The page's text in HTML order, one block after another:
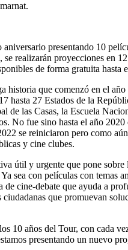
presentando 10
se realizarán proyecciones
de forma gratuita hasta
historia que comenzó en el
hasta 27 Estados de la
de las Casas, la Escuela
No fue sino hasta el año
se reiniciaron pero como
y cine clubes.
útil y urgente que pone
sea con películas con temas
cine-debate que ayuda a
que promuevan
10 años del Tour, con cada
presentando un nuevo